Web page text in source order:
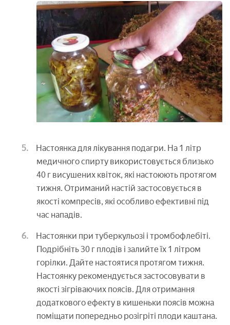
Настоянка для лікування подагри. На 1 літр
медичного спирту використовується близько
40 г висушених квіток, які настоюють протягом
тижня. Отриманий настій застосовується в
якості компресів, які особливо ефективні під
час нападів.
Настоянки при туберкульозі і тромбофлебіті.
Подрібніть 30 г плодів і залийте їх 1 літром
горілки. Дайте настоятися протягом тижня.
Настоянку рекомендується застосовувати в
якості зігріваючих поясів. Для отримання
додаткового ефекту в кишеньки поясів можна
поміщати попередньо розігріті плоди каштана.